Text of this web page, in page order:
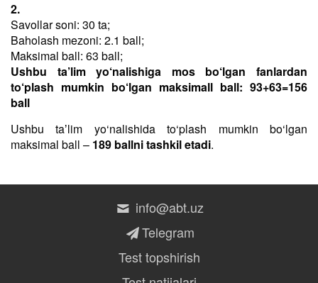
2.
Savollar soni: 30 ta;
Baholash mezoni: 2.1 ball;
Maksimal ball: 63 ball;
Ushbu ta’lim yo‘nalishiga mos bo‘lgan fanlardan
to‘plash mumkin bo‘lgan maksimall ball: 93+63=156
ball
Ushbu taʼlim yo‘nalishida to‘plash mumkin bo‘lgan
maksimal ball – 189 ballni tashkil etadi.
info@abt.uz
Telegram
Test topshirish